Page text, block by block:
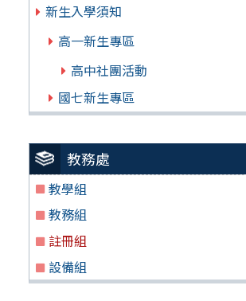
新生入學須知
高一新生專區
高中社團活動
國七新生專區
教務處
教學組
教務組
註冊組
設備組